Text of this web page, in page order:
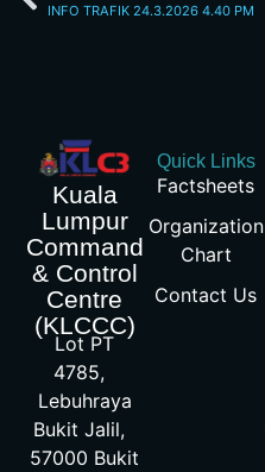
INFO TRAFIK 24.3.2026 4.40 PM
Kuala
Lumpur
Command
& Control
Centre
(KLCCC)
Lot PT
4785,
Lebuhraya
Bukit Jalil,
57000 Bukit
Quick Links
Factsheets
Organization
Chart
Contact Us